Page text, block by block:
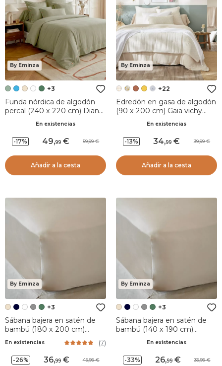
By Eminza
+3
Funda nórdica de algodón
percal (240 x 220 cm) Diane
Verde SalviaEn existencias
-17% 49,99 59,99
Añadir a la cesta
By Eminza
+22
Edredón en gasa de algodón
(90 x 200 cm) Gaïa vichy
En existencias
-13% 34,99 39,99
Añadir a la cesta
By Eminza
+3
Sábana bajera en satén de
bambú (180 x 200 cm)
Sienna Beige pampa
En existencias (7)
-26% 36,99 49,99
By Eminza
+3
Sábana bajera en satén de
bambú (140 x 190 cm)
Sienna Beige pampa
En existencias
-33% 26,99 39,99